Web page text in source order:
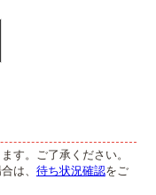
す。ご了承ください。
は、 待ち状況確認をご